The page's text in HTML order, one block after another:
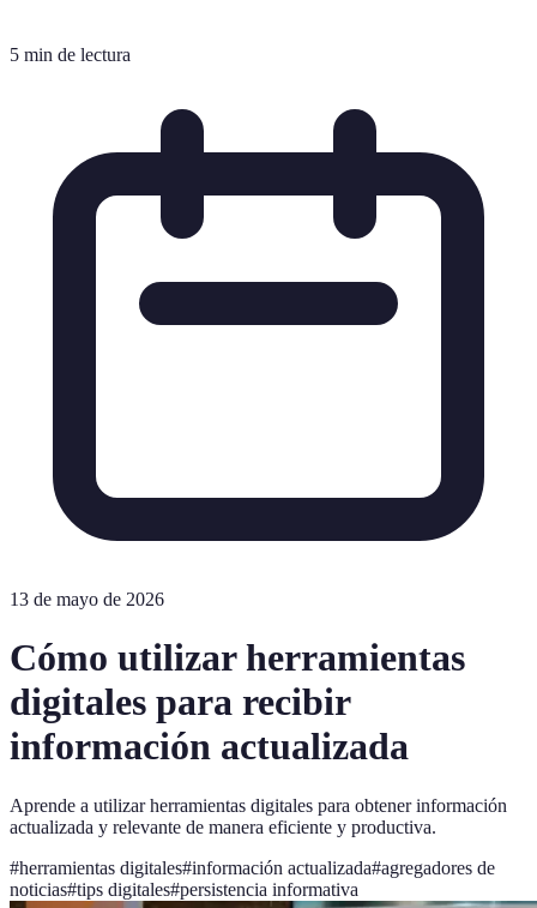
5 min de lectura
13 de mayo de 2026
Cómo utilizar herramientas
digitales para recibir
información actualizada
Aprende a utilizar herramientas digitales para obtener información
actualizada y relevante de manera eficiente y productiva.
#herramientas digitales#información actualizada#agregadores de
noticias#tips digitales#persistencia informativa